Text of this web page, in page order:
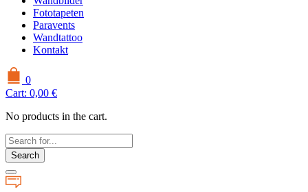
Fototapeten
Paravents
Wandtattoo
Kontakt
0
Cart: 0,00 €
No products in the cart.
Search